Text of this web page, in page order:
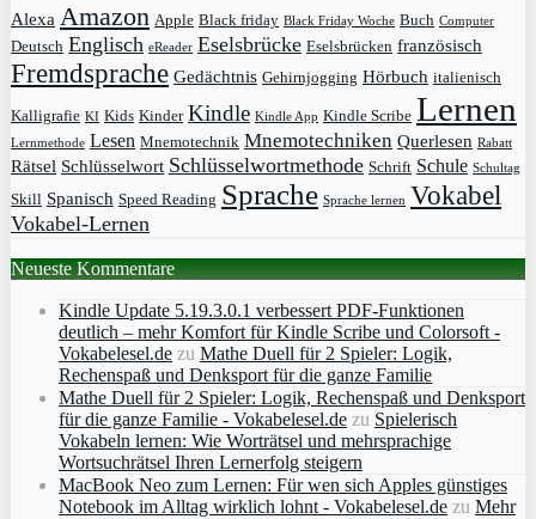
Alexa Amazon Apple Black friday Black Friday Woche Buch Computer
Deutsch Englisch eReader Eselsbrücke Eselsbrücken französisch
Fremdsprache Gedächtnis Gehirnjogging Hörbuch italienisch
Kalligrafie KI Kids Kinder Kindle Kindle App Kindle Scribe Lernen
Lernmethode Lesen Mnemotechnik Mnemotechniken Querlesen Rabatt
Rätsel Schlüsselwort Schlüsselwortmethode Schrift Schule Schultag
Skill Spanisch Speed Reading Sprache Sprache lernen Vokabel
Vokabel-Lernen
Neueste Kommentare
Kindle Update 5.19.3.0.1 verbessert PDF-Funktionen
deutlich – mehr Komfort für Kindle Scribe und Colorsoft -
Vokabelesel.de zu Mathe Duell für 2 Spieler: Logik,
Rechenspaß und Denksport für die ganze Familie
Mathe Duell für 2 Spieler: Logik, Rechenspaß und Denksport
für die ganze Familie - Vokabelesel.de zu Spielerisch
Vokabeln lernen: Wie Worträtsel und mehrsprachige
Wortsuchrätsel Ihren Lernerfolg steigern
MacBook Neo zum Lernen: Für wen sich Apples günstiges
Notebook im Alltag wirklich lohnt - Vokabelesel.de zu Mehr